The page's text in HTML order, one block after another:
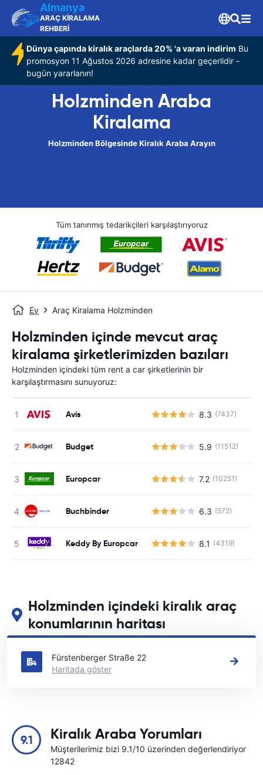
Almanya
ARAÇ KİRALAMA
REHBERİ
Dünya çapında kiralık araçlarda 20% 'a varan indirim Bu
promosyon 11 Ağustos 2026 adresine kadar geçerlidir -
bugün yararlanın!
Holzminden Araba
Kiralama
Holzminden Bölgesinde Kiralık Araba Arayın
Tüm tanınmış tedarikçileri karşılaştırıyoruz
Ev Araç Kiralama Holzminden
Holzminden içinde mevcut araç
kiralama şirketlerimizden bazıları
Holzminden içindeki tüm rent a car şirketlerinin bir
karşılaştırmasını sunuyoruz:
Avis 8.3 (7437)
Budget 5.9 (11512)
Europcar 7.2 (10251)
Buchbinder 6.3 (572)
Keddy By Europcar 8.1 (4319)
Holzminden içindeki kiralık araç
konumlarının haritası
Holzminden içindeki başlıca araç kiralama yerlerimizi görün
Fürstenberger Straße 22
Haritada göster
9.1 Kiralık Araba Yorumları
Müşterilerimiz bizi 9.1/10 üzerinden değerlendiriyor
12842